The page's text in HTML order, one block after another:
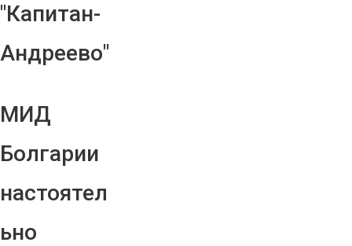
"Капитан-
Андреево"
МИД
Болгарии
настоятел
ьно